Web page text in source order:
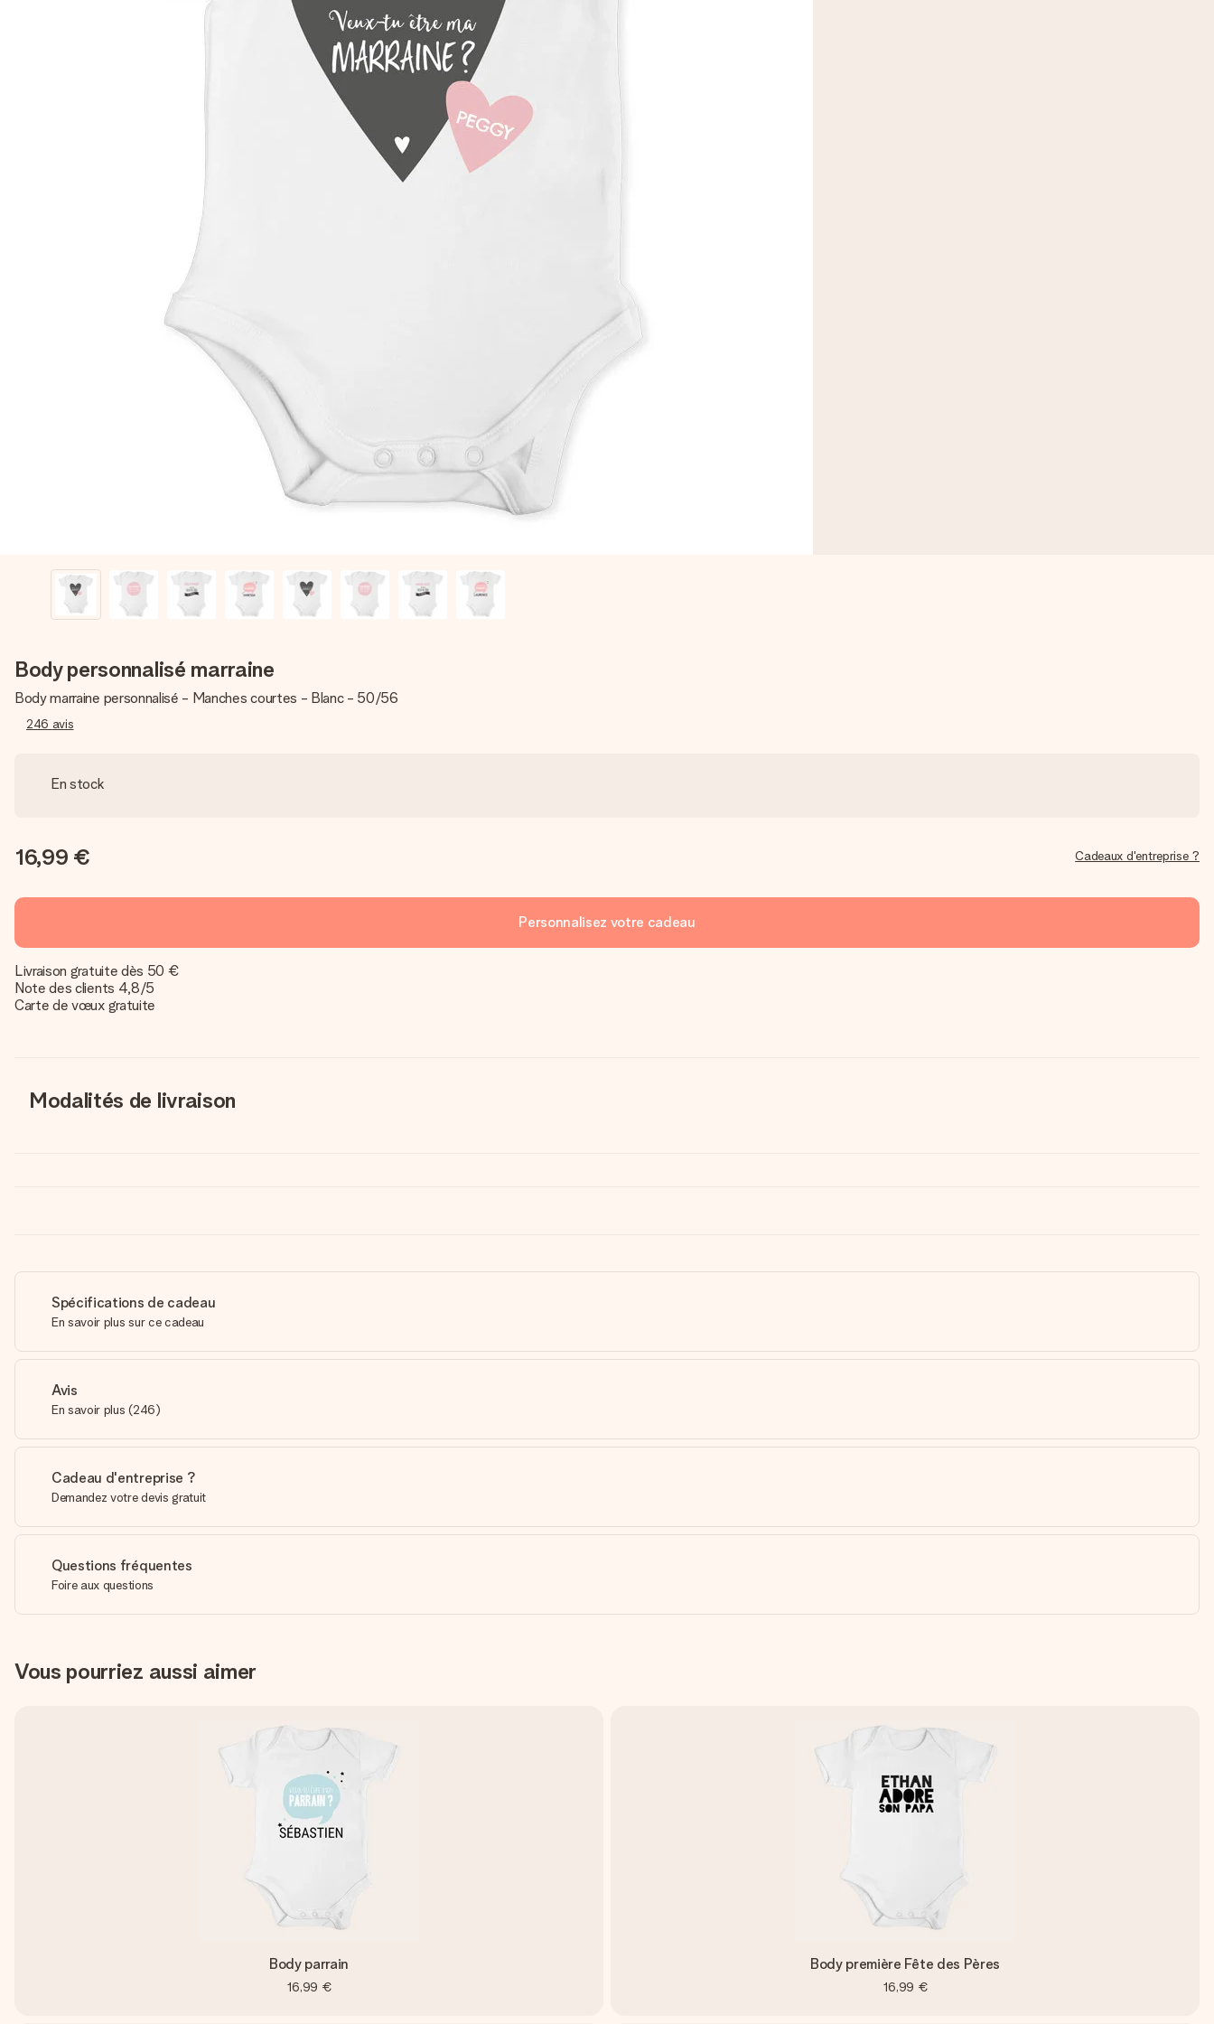
Body personnalisé marraine
Body marraine personnalisé - Manches courtes - Blanc - 50/56
246 avis
En stock
16,99 € Cadeaux d'entreprise ?
Personnalisez votre cadeau
Livraison gratuite dès 50 €
Note des clients 4,8/5
Carte de vœux gratuite
Modalités de livraison
Spécifications de cadeau
En savoir plus sur ce cadeau
Avis
En savoir plus (246)
Cadeau d'entreprise ?
Demandez votre devis gratuit
Questions fréquentes
Foire aux questions
Vous pourriez aussi aimer
Body parrain
16,99 €
Body première Fête des Pères
16,99 €